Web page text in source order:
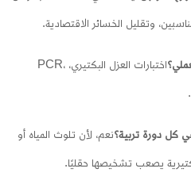
وتقليل الخسائر الاقتصادية.
اختبارات العزل البكتيري، PCR،
نعم، لأن تلوث المياه أو
يصعب تشخيصها حقليًا.